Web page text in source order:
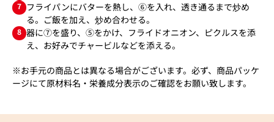
7 フライパンにバターを熱し、⑥を入れ、透き通るまで炒め
る。ご飯を加え、炒め合わせる。
8 器に⑦を盛り、⑤をかけ、フライドオニオン、ピクルスを添
え、お好みでチャービルなどを添える。
※お手元の商品とは異なる場合がございます。必ず、商品パッケ
ージにて原材料名・栄養成分表示のご確認をお願い致します。